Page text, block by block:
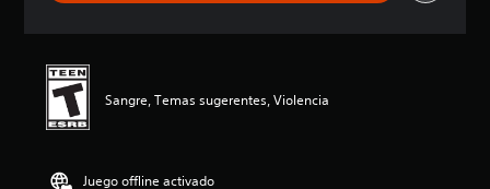
Sangre, Temas sugerentes, Violencia
Juego offline activado